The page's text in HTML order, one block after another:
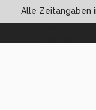
Alle Zeitangaben